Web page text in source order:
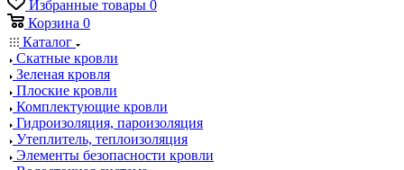
Избранные товары 0
Корзина 0
Каталог
Скатные кровли
Зеленая кровля
Плоские кровли
Комплектующие кровли
Гидроизоляция, пароизоляция
Утеплитель, теплоизоляция
Элементы безопасности кровли